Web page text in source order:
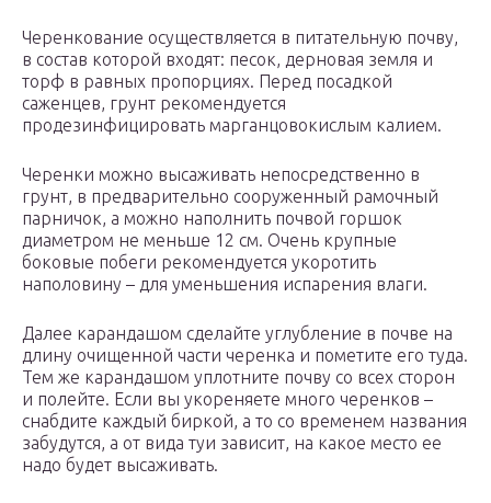
Черенкование осуществляется в питательную почву,
в состав которой входят: песок, дерновая земля и
торф в равных пропорциях. Перед посадкой
саженцев, грунт рекомендуется
продезинфицировать марганцовокислым калием.
Черенки можно высаживать непосредственно в
грунт, в предварительно сооруженный рамочный
парничок, а можно наполнить почвой горшок
диаметром не меньше 12 см. Очень крупные
боковые побеги рекомендуется укоротить
наполовину – для уменьшения испарения влаги.
Далее карандашом сделайте углубление в почве на
длину очищенной части черенка и пометите его туда.
Тем же карандашом уплотните почву со всех сторон
и полейте. Если вы укореняете много черенков –
снабдите каждый биркой, а то со временем названия
забудутся, а от вида туи зависит, на какое место ее
надо будет высаживать.